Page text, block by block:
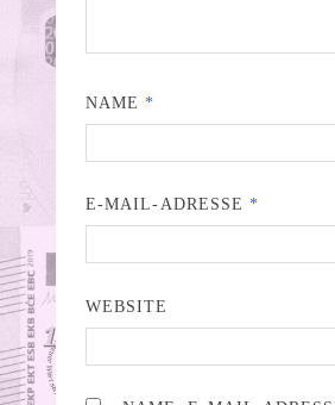
NAME *
E-MAIL-ADRESSE *
WEBSITE